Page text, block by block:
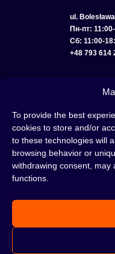
To provide the best
cookies to store and/or
to these technologies will
browsing behavior or
withdrawing consent, may
functions.
ul.
Пн-пт:
Сб: 11:00-
+48 793 614
УСЛОВИЯ
Кальян — это отличная
одиночестве; это
Несмотря на то, знакомы
нет, это место идеально